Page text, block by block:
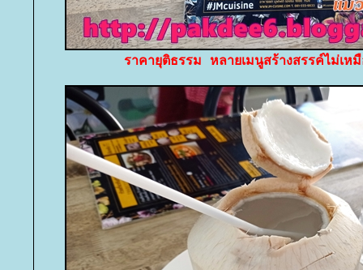
ราคายุติธรรม หลายเมนูสร้างสรรค์ไม่เห